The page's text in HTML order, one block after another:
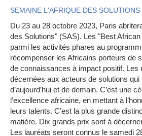
SEMAINE L'AFRIQUE DES SOLUTIONS
Du 23 au 28 octobre 2023, Paris
des Solutions" (SAS). Les "Best
parmi les activités phares au
récompenser les Africains porteurs de
de connaissances à impact positif. Les
décernées aux acteurs de solutions qui
d’aujourd’hui et de demain. C’est une
l’excellence africaine, en mettant à
leurs talents. C’est la plus grande
matière. Dix grands prix sont à
Les lauréats seront connus le samedi